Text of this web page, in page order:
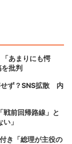
あまりにも愕
批判
せず？SNS拡散 内
戦前回帰路線」と
」
き「総理が主役の